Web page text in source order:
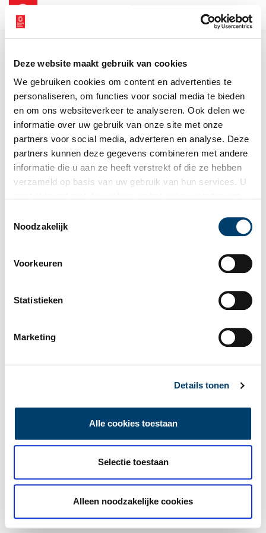
Deze website maakt gebruik van cookies
We gebruiken cookies om content en advertenties te
personaliseren, om functies voor social media te bieden
en om ons websiteverkeer te analyseren. Ook delen we
informatie over uw gebruik van onze site met onze
partners voor social media, adverteren en analyse. Deze
partners kunnen deze gegevens combineren met andere
informatie die u aan ze heeft verstrekt of die ze hebben
verzameld op basis van uw gebruik van hun services. U
Noodzakelijk
Voorkeuren
Statistieken
Marketing
Details tonen
Alle cookies toestaan
Selectie toestaan
Alleen noodzakelijke cookies